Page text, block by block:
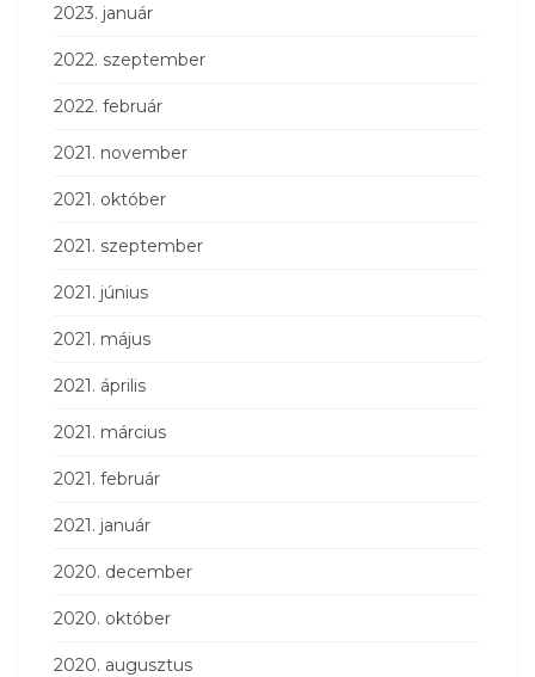
2023. január
2022. szeptember
2022. február
2021. november
2021. október
2021. szeptember
2021. június
2021. május
2021. április
2021. március
2021. február
2021. január
2020. december
2020. október
2020. augusztus